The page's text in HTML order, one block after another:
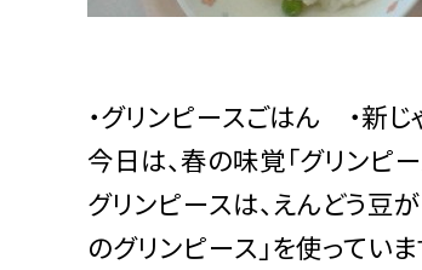
・グリンピースごはん ・新
今日は、春の味覚「グリンピー
グリンピースは、えんどう豆
のグリンピース」を使ってい